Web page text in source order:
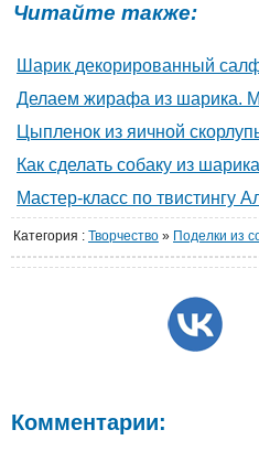
Читайте также:
Шарик декорированный
Делаем жирафа из шарика.
Цыпленок из яичной
Как сделать собаку из шарика
Мастер-класс по твистингу
Категория : Творчество » Поделки из
Комментарии: